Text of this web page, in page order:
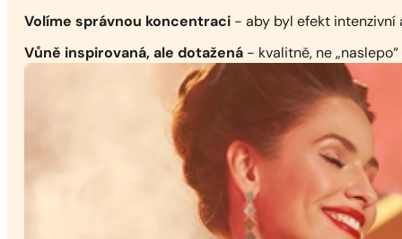
Volíme správnou koncentraci - aby byl efekt intenzivní
Vůně inspirovaná, ale dotažená - kvalitně, ne „naslepo“